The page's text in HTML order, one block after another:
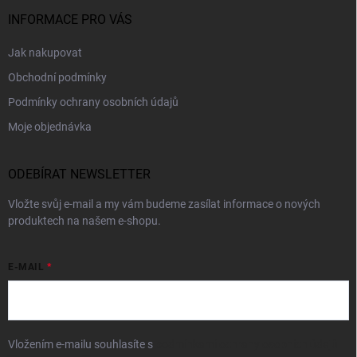
INFORMACE PRO VÁS
Jak nakupovat
Obchodní podmínky
Podmínky ochrany osobních údajů
Moje objednávka
ODEBÍRAT NEWSLETTER
Vložte svůj e-mail a my vám budeme zasílat informace o nových
produktech na našem e-shopu.
E-MAIL
Vložením e-mailu souhlasíte s